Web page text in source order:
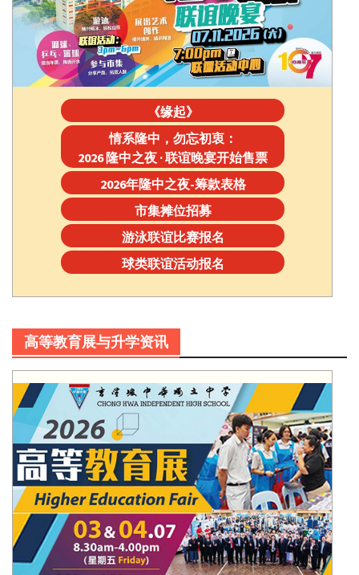
《缘起》
情系隆中，勿忘初衷：
2026 隆中之夜 · 联谊晚宴开始售票
2026年隆中之夜-筹款表格
市集摊位招募
游泳联谊比赛报名
球类联谊活动报名
高等教育展与升学资讯